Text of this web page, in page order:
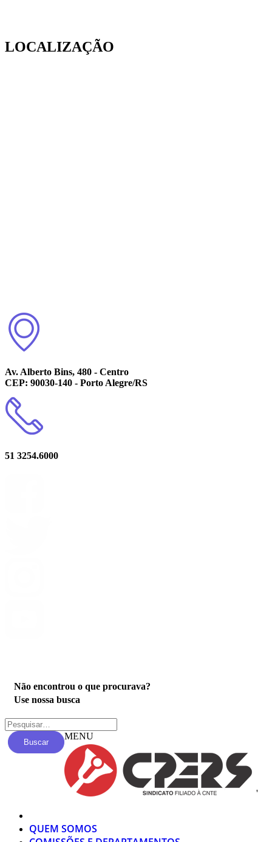
LOCALIZAÇÃO
Av. Alberto Bins, 480 - Centro
CEP: 90030-140 - Porto Alegre/RS
51 3254.6000
Não encontrou o que procurava?
Use nossa busca
Buscar
MENU
'
QUEM SOMOS